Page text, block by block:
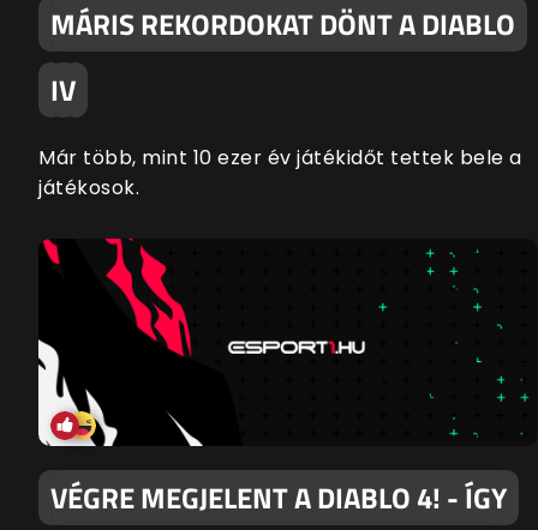
MÁRIS REKORDOKAT DÖNT A DIABLO
IV
Már több, mint 10 ezer év játékidőt tettek bele a
játékosok.
VÉGRE MEGJELENT A DIABLO 4! - ÍGY